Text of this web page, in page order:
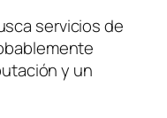
servicios de
y un